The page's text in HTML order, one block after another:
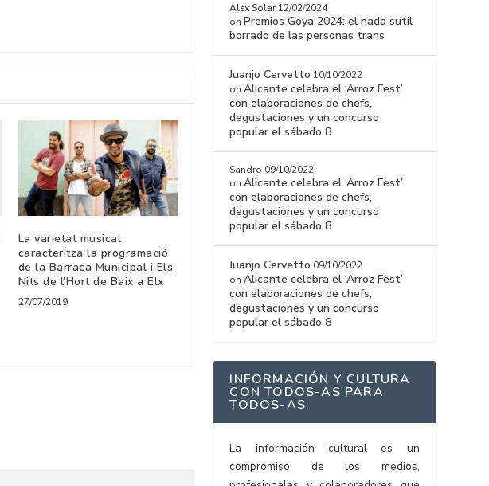
La varietat musical
caracteritza la programació
de la Barraca Municipal i Els
Nits de l’Hort de Baix a Elx
27/07/2019
Alex Solar 12/02/2024
on Premios Goya 2024: el nada sutil
borrado de las personas trans
Juanjo Cervetto 10/10/2022
onAlicante celebra el ‘Arroz Fest’
con elaboraciones de chefs,
degustaciones y un concurso
popular el sábado 8
Sandro 09/10/2022
onAlicante celebra el ‘Arroz Fest’
con elaboraciones de chefs,
degustaciones y un concurso
popular el sábado 8
Juanjo Cervetto 09/10/2022
onAlicante celebra el ‘Arroz Fest’
con elaboraciones de chefs,
degustaciones y un concurso
popular el sábado 8
INFORMACIÓN Y CULTURA
CON TODOS-AS PARA
TODOS-AS.
La información cultural es un
compromiso de los medios,